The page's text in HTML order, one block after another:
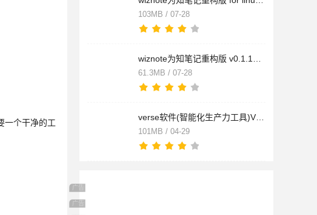
103MB / 07-28
61.3MB / 07-28
101MB / 04-29
广告 商业广告，理性选择
广告 商业广告，理性选择
一个干净的工